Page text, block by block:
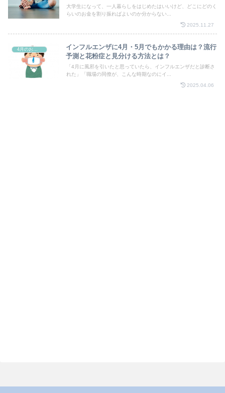
大学生になって、一人暮らしをはじめたはいいけど、どこにどのく
らいのお金を割り振ればよいのか分からない...
2025.11.27
4月のお祭り
インフルエンザに4月・5月でもかかる理由は？流行
予測と花粉症と見分ける方法とは？
「4月に風邪を引いたと思っていたら、インフルエンザだと診断さ
れた」「職場の同僚が、こんな時期なのにイ...
2025.04.06